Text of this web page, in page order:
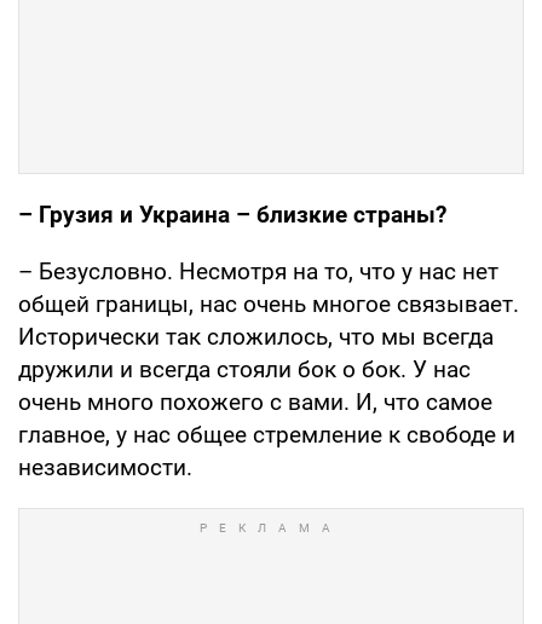
– Грузия и Украина – близкие страны?
– Безусловно. Несмотря на то, что у нас нет
общей границы, нас очень многое связывает.
Исторически так сложилось, что мы всегда
дружили и всегда стояли бок о бок. У нас
очень много похожего с вами. И, что самое
главное, у нас общее стремление к свободе и
независимости.